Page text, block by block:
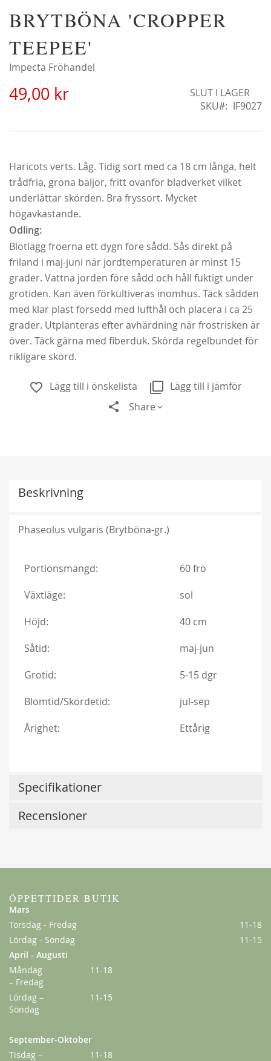
Alchymist
Från179,00 kr
Christine Hélène'
189,00 kr
Helenae Hybrida - Honungsros
198,00 kr
Klematis Summer Snow/Paul Farges
239,00 kr
BRYTBÖNA 'CROPPER
TEEPEE'
Impecta Fröhandel
49,00 kr
SLUT I LAGER
SKU
IF9027
Haricots verts. Låg. Tidig sort med ca 18 cm långa, helt
trådfria, gröna baljor, fritt ovanför bladverket vilket
underlättar skörden. Bra fryssort. Mycket
högavkastande.
Odling:
Blötlägg fröerna ett dygn före sådd. Sås direkt på
friland i maj-juni när jordtemperaturen är minst 15
grader. Vattna jorden före sådd och håll fuktigt under
grotiden. Kan även förkultiveras inomhus. Täck sådden
med klar plast försedd med lufthål och placera i ca 25
grader. Utplanteras efter avhärdning när frostrisken är
över. Täck gärna med fiberduk. Skörda regelbundet för
rikligare skörd.
Lägg till i önskelista
Lägg till i jämför
Share
Hoppa
till
början
av
bildgalleriet
Beskrivning
Phaseolus vulgaris (Brytböna-gr.)
Portionsmängd:
60 frö
Växtläge:
sol
Höjd:
40 cm
Såtid:
maj-jun
Grotid:
5-15 dgr
Blomtid/Skördetid:
jul-sep
Årighet:
Ettårig
Specifikationer
Recensioner
ÖPPETTIDER BUTIK
Mars
Torsdag - Fredag
11-18
Lördag - Söndag
11-15
April - Augusti
Måndag
– Fredag
11-18
Lördag –
Söndag
11-15
September-Oktober
Tisdag –
11-18